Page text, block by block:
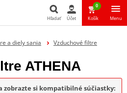
Hľadať
Hľadať Účet
0
Košík Menu
a diely sania
Vzduchové filtre
ATHENA
zobrazte si kompatibilné súčiastky: